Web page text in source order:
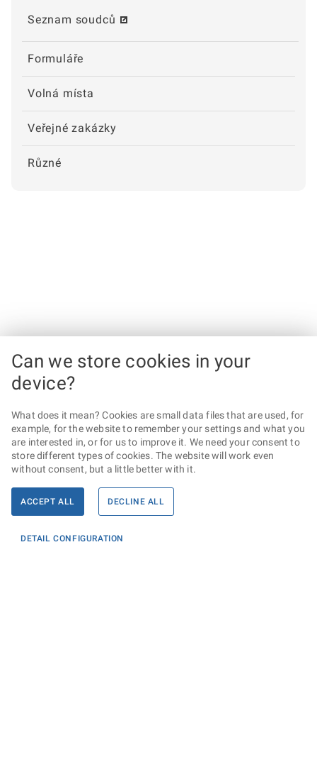
Seznam soudců
Formuláře
Volná místa
Veřejné zakázky
Různé
Can we store cookies in your
device?
What does it mean? Cookies are small data files that are used, for
example, for the website to remember your settings and what you
are interested in, or for us to improve it. We need your consent to
store different types of cookies. The website will work even
without consent, but a little better with it.
ACCEPT ALL DECLINE ALL
DETAIL CONFIGURATION